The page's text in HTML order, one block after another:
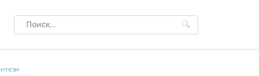
Search
for: